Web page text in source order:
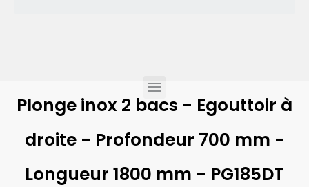
Plonge inox 2 bacs - Egouttoir à
droite - Profondeur 700 mm -
Longueur 1800 mm - PG185DT